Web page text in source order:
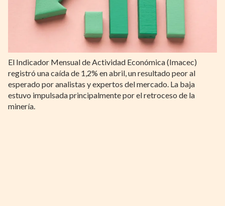
El Indicador Mensual de Actividad Económica (Imacec)
registró una caída de 1,2% en abril, un resultado peor al
esperado por analistas y expertos del mercado. La baja
estuvo impulsada principalmente por el retroceso de la
minería.